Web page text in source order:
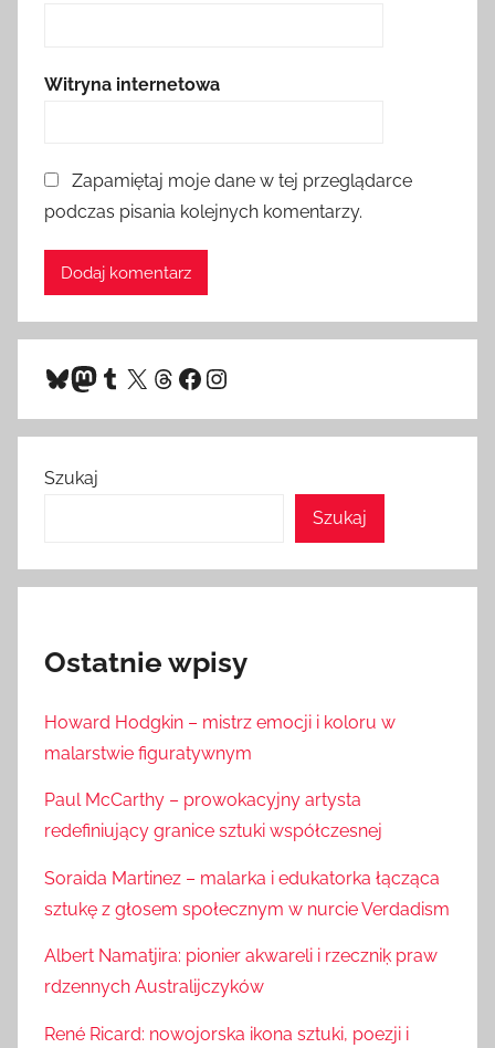
Witryna internetowa
Zapamiętaj moje dane w tej przeglądarce
podczas pisania kolejnych komentarzy.
Bluesky
Mastodon
Tumblr
X Threads
Facebook
Instagram
Szukaj
Szukaj
Ostatnie wpisy
Howard Hodgkin – mistrz emocji i koloru w
malarstwie figuratywnym
Paul McCarthy – prowokacyjny artysta
redefiniujący granice sztuki współczesnej
Soraida Martinez – malarka i edukatorka łącząca
sztukę z głosem społecznym w nurcie Verdadism
Albert Namatjira: pionier akwareli i rzeczniķ praw
rdzennych Australijczyków
René Ricard: nowojorska ikona sztuki, poezji i